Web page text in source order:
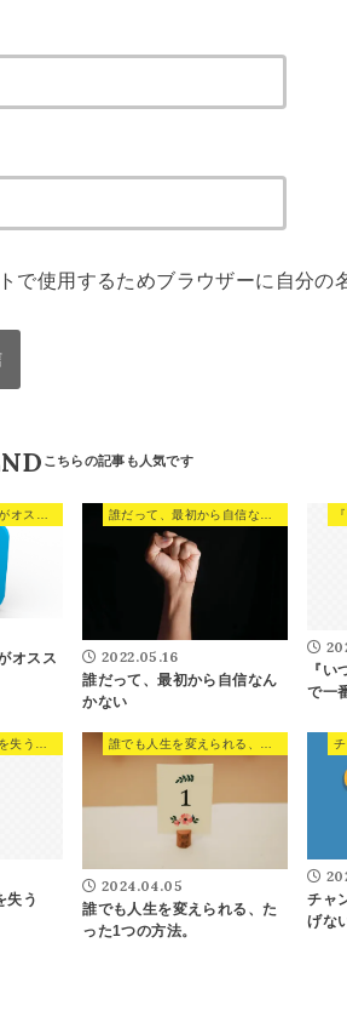
で使用するためブラウザーに自分の
オスス
2022.05.16
誰だって、最初から自信なん
かない
『い
で一
安定を守って、未来を失うな。
失う
誰でも人生を変えられる、たった1つの方法。
2024.04.05
誰でも人生を変えられる、た
った1つの方法。
チャ
げな